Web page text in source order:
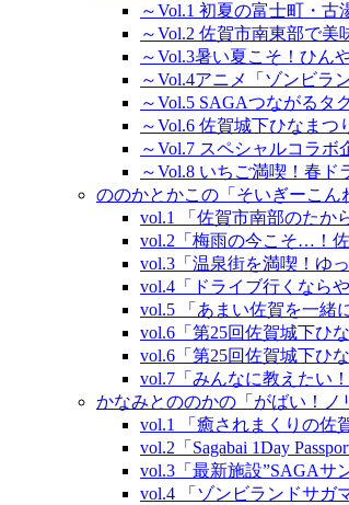
～Vol.1 初夏の富士町・古
～Vol.2 佐賀市南東部で美
～Vol.3暑い夏こそ！ひん
～Vol.4アニメ「ゾンビラ
～Vol.5 SAGAつながる
～Vol.6 佐賀城下ひなまつ
～Vol.7 スペシャルコラ
～Vol.8 いちご満喫！春ド
ののかとかこの「そいぎーこん
vol.1 「佐賀市南部のた
vol.2「梅雨の今こそ…！
vol.3「温泉街を満喫！ゆ
vol.4「ドライブ行くなら
vol.5 「あまい佐賀を一
vol.6「第25回佐賀城下ひ
vol.6「第25回佐賀城下ひ
vol.7「みんなに教えたい
かなみとののかの「がばい！
vol.1 「癒されまくりの佐
vol.2「Sagabai 1Day
vol.3「最新施設”SAGAサ
vol.4 「ゾンビランドサガ